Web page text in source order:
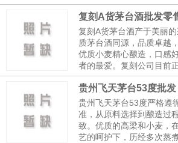
原瓶(含芯片)，正品原壳
品袋，外包装全部和正品
复刻A货茅台酒批发零
液供货商家
复刻A货茅台酒产于美丽
质茅台酒同源，品质卓越
优质小麦精心酿造，口感
者的最爱。复刻公司目前
真正对项目感兴趣的有识
A货茅台。我厂供货复刻
贵州飞天茅台53度批
家直销
贵州飞天茅台53度严格遵
准，从原料选择到酿造过
致。优质的高梁和小麦，
艺的呵护下，历经多次蒸